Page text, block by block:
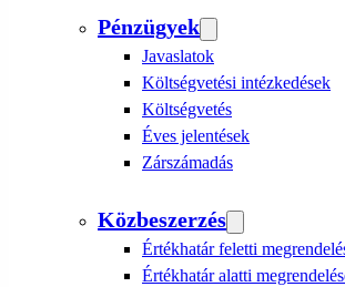
Pénzügyek
Javaslatok
Költségvetési intézkedések
Költségvetés
Éves jelentések
Zárszámadás
Közbeszerzés
Értékhatár feletti
Értékhatár alatti